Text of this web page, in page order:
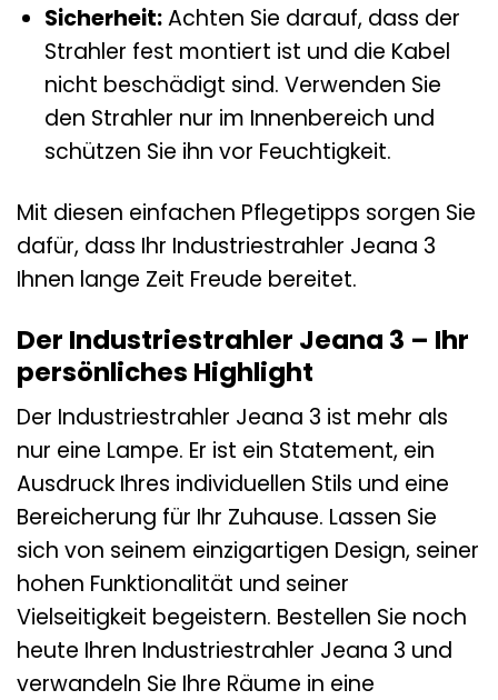
Sicherheit:Achten Sie darauf, dass der
Strahler fest montiert ist und die Kabel
nicht beschädigt sind. Verwenden Sie
den Strahler nur im Innenbereich und
schützen Sie ihn vor Feuchtigkeit.
Mit diesen einfachen Pflegetipps sorgen Sie
dafür, dass Ihr Industriestrahler Jeana 3
Ihnen lange Zeit Freude bereitet.
Der Industriestrahler Jeana 3 – Ihr
persönliches Highlight
Der Industriestrahler Jeana 3 ist mehr als
nur eine Lampe. Er ist ein Statement, ein
Ausdruck Ihres individuellen Stils und eine
Bereicherung für Ihr Zuhause. Lassen Sie
sich von seinem einzigartigen Design, seiner
hohen Funktionalität und seiner
Vielseitigkeit begeistern. Bestellen Sie noch
heute Ihren Industriestrahler Jeana 3 und
verwandeln Sie Ihre Räume in eine